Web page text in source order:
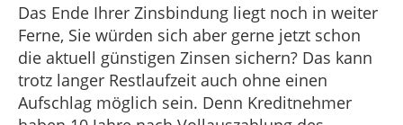
Das Ende Ihrer Zinsbindung liegt noch in weiter
Ferne, Sie würden sich aber gerne jetzt schon
die aktuell günstigen Zinsen sichern? Das kann
trotz langer Restlaufzeit auch ohne einen
Aufschlag möglich sein. Denn Kreditnehmer